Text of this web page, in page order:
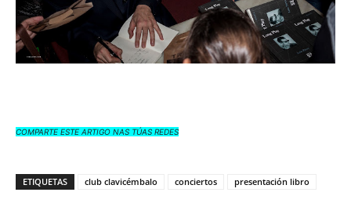
COMPARTE ESTE ARTIGO NAS TÚAS REDES
ETIQUETAS club clavicémbalo conciertos presentación libro